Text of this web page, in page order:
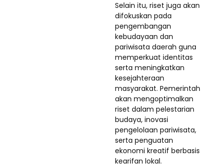
Selain itu, riset juga akan
difokuskan pada
pengembangan
kebudayaan dan
pariwisata daerah guna
memperkuat identitas
serta meningkatkan
kesejahteraan
masyarakat. Pemerintah
akan mengoptimalkan
riset dalam pelestarian
budaya, inovasi
pengelolaan pariwisata,
serta penguatan
ekonomi kreatif berbasis
kearifan lokal.